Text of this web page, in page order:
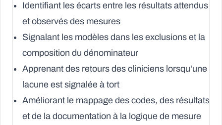
Identifiant les écarts entre les résultats attendus
et observés des mesures
Signalant les modèles dans les exclusions et la
composition du dénominateur
Apprenant des retours des cliniciens lorsqu'une
lacune est signalée à tort
Améliorant le mappage des codes, des résultats
et de la documentation à la logique de mesure